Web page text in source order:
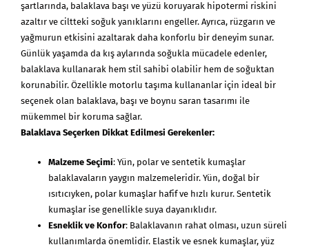
şartlarında, balaklava başı ve yüzü koruyarak hipotermi riskini
azaltır ve ciltteki soğuk yanıklarını engeller. Ayrıca, rüzgarın ve
yağmurun etkisini azaltarak daha konforlu bir deneyim sunar.
Günlük yaşamda da kış aylarında soğukla mücadele edenler,
balaklava kullanarak hem stil sahibi olabilir hem de soğuktan
korunabilir. Özellikle motorlu taşıma kullananlar için ideal bir
seçenek olan balaklava, başı ve boynu saran tasarımı ile
mükemmel bir koruma sağlar.
Balaklava Seçerken Dikkat Edilmesi Gerekenler:
Malzeme Seçimi: Yün, polar ve sentetik kumaşlar
balaklavaların yaygın malzemeleridir. Yün, doğal bir
ısıtıcıyken, polar kumaşlar hafif ve hızlı kurur. Sentetik
kumaşlar ise genellikle suya dayanıklıdır.
Esneklik ve Konfor: Balaklavanın rahat olması, uzun süreli
kullanımlarda önemlidir. Elastik ve esnek kumaşlar, yüz